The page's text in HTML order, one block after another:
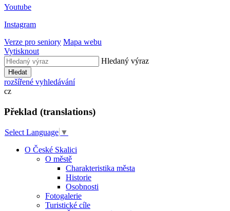
Youtube
Instagram
Verze pro seniory Mapa webu
Vytisknout
Hledaný výraz
Hledat
rozšířené vyhledávání
cz
Překlad (translations)
Select Language ▼
O České Skalici
O městě
Charakteristika města
Historie
Osobnosti
Fotogalerie
Turistické cíle